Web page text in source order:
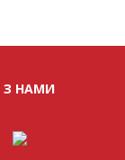
З НАМИ